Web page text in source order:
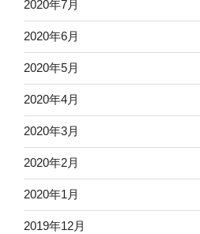
2020年7月
2020年6月
2020年5月
2020年4月
2020年3月
2020年2月
2020年1月
2019年12月